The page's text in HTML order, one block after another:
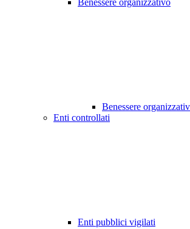
Benessere organizzativo
Benessere
Enti controllati
Enti pubblici vigilati